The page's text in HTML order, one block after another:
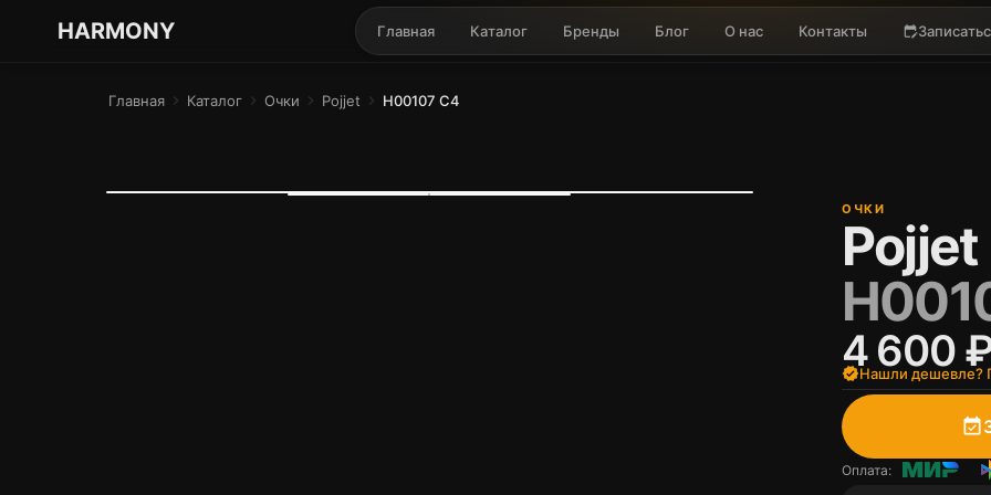
ГАРМОНИЯ ГЛАЗ
HARMONY Главная Каталог Бренды Блог О нас Контакты edit_calendar
Главная chevron_right Каталог chevron_right Очки chevron_right Pojjet chevron_right H00107 C4
ОЧКИ
Pojjet
4 600
verifiedНашли дешевле?
event_available
Оплата: